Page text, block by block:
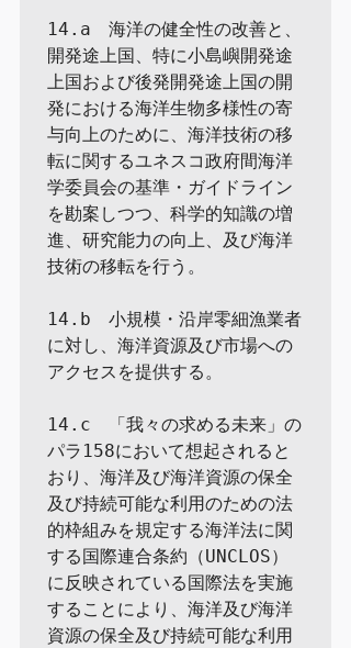
14.a　海洋の健全性の改善と、
開発途上国、特に小島嶼開発途
上国および後発開発途上国の開
発における海洋生物多様性の寄
与向上のために、海洋技術の移
転に関するユネスコ政府間海洋
学委員会の基準・ガイドライン
を勘案しつつ、科学的知識の増
進、研究能力の向上、及び海洋
技術の移転を行う。
14.b　小規模・沿岸零細漁業者
に対し、海洋資源及び市場への
アクセスを提供する。
14.c　「我々の求める未来」の
パラ158において想起されると
おり、海洋及び海洋資源の保全
及び持続可能な利用のための法
的枠組みを規定する海洋法に関
する国際連合条約（UNCLOS）
に反映されている国際法を実施
することにより、海洋及び海洋
資源の保全及び持続可能な利用